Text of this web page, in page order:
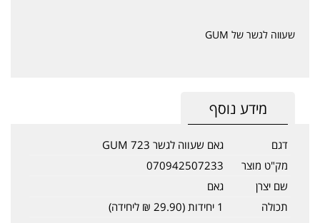
שעווה לגשר של GUM
מידע נוסף
דגם
גאם שעווה לגשר GUM 723
מק"ט מוצר
070942507233
שם יצרן
גאם
תכולה
1 יחידות (29.90 ₪ ליחידה)